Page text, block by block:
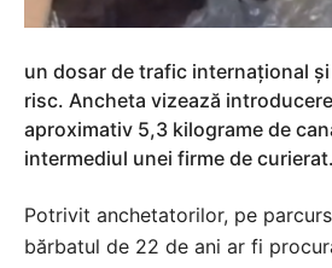
un dosar de trafic internațional
risc. Ancheta vizează
aproximativ 5,3 kilograme de
intermediul unei firme de curierat.
Potrivit anchetatorilor, pe
bărbatul de 22 de ani ar fi